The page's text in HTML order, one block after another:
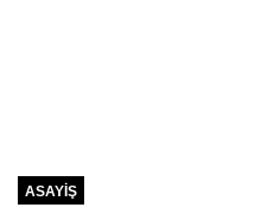
ASAYIŞ